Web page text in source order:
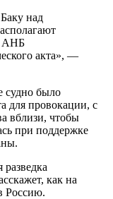
над
АНБ
акта», —
судно было
для провокации, с
вблизи, чтобы
при поддержке
как на
Россию.